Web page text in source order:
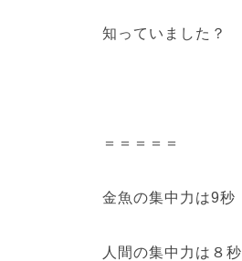
知っていました？
＝＝＝＝＝
金魚の集中力は9秒
人間の集中力は８秒